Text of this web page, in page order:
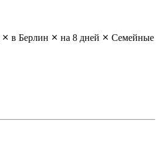
в Берлин на 8 дней Семейные